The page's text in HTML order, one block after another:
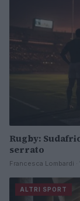
Rugby:
serrato
Francesca Lombardi
ALTRI SPORT